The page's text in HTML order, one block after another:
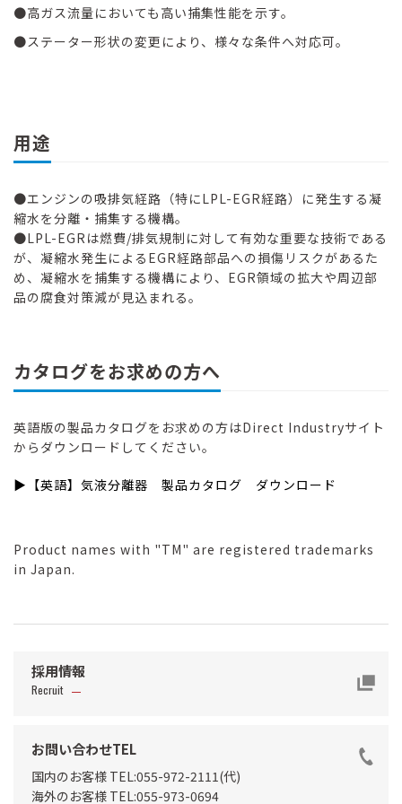
●高ガス流量においても高い捕集性能を示す。
●ステーター形状の変更により、様々な条件へ対応可。
用途
●エンジンの吸排気経路（特にLPL-EGR経路）に発生する凝
縮水を分離・捕集する機構。
●LPL-EGRは燃費/排気規制に対して有効な重要な技術である
が、凝縮水発生によるEGR経路部品への損傷リスクがあるた
め、凝縮水を捕集する機構により、EGR領域の拡大や周辺部
品の腐食対策減が見込まれる。
カタログをお求めの方へ
英語版の製品カタログをお求めの方はDirect Industryサイト
からダウンロードしてください。
▶【英語】気液分離器 製品カタログ ダウンロード
Product names with "TM" are registered trademarks
in Japan.
採用情報
Recruit
お問い合わせTEL
国内のお客様 TEL:055-972-2111(代)
海外のお客様 TEL:055-973-0694